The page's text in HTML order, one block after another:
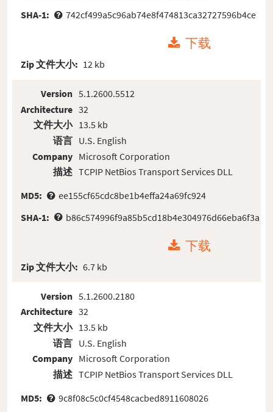
SHA-1:
742cf499a5c96ab74e8f474813ca32727596b4ce
下载
Zip 文件大小: 12 kb
Version
Architecture
文件大小
语言
Company
描述
5.1.2600.5512
32
13.5 kb
U.S. English
Microsoft Corporation
TCPIP NetBios Transport Services DLL
MD5:
ee155cf65cdc8be1b4effa24a69fc924
SHA-1:
b86c574996f9a85b5cd18b4e304976d66eba6f3a
下载
Zip 文件大小: 6.7 kb
Version
Architecture
文件大小
语言
Company
描述
5.1.2600.2180
32
13.5 kb
U.S. English
Microsoft Corporation
TCPIP NetBios Transport Services DLL
MD5:
9c8f08c5c0cf4548cacbed8911608026